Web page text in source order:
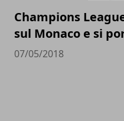
Champions
sul Monaco e si
07/05/2018